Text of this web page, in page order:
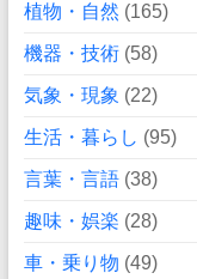
植物・自然 (165)
機器・技術(58)
気象・現象 (22)
生活・暮らし (95)
言葉・言語(38)
趣味・娯楽 (28)
車・乗り物 (49)